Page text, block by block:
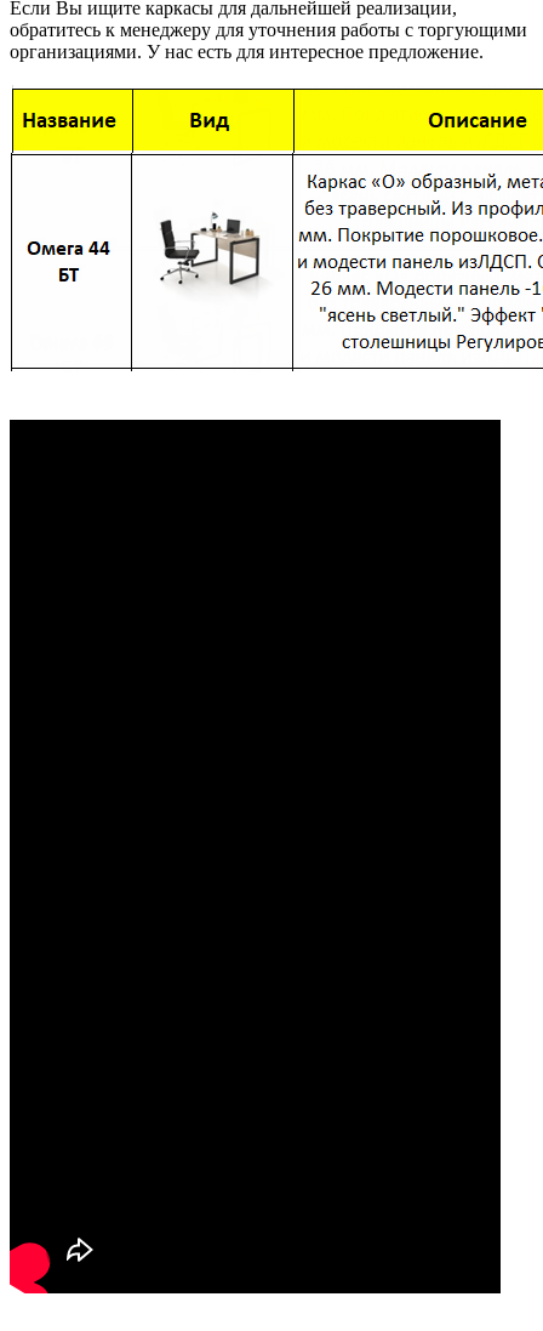
Если Вы ищите каркасы для дальнейшей реализации,
обратитесь к менеджеру для уточнения работы с торгующими
организациями. У нас есть для интересное предложение.